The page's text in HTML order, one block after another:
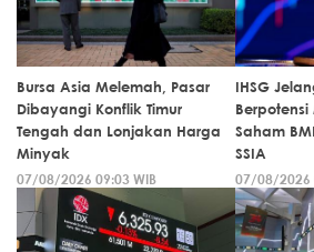
Bursa Asia Melemah, Pasar
Dibayangi Konflik Timur
Tengah dan Lonjakan Harga
Minyak
07/08/2026 09:03 WIB
IHSG
Saham
SSIA
07/08/2026